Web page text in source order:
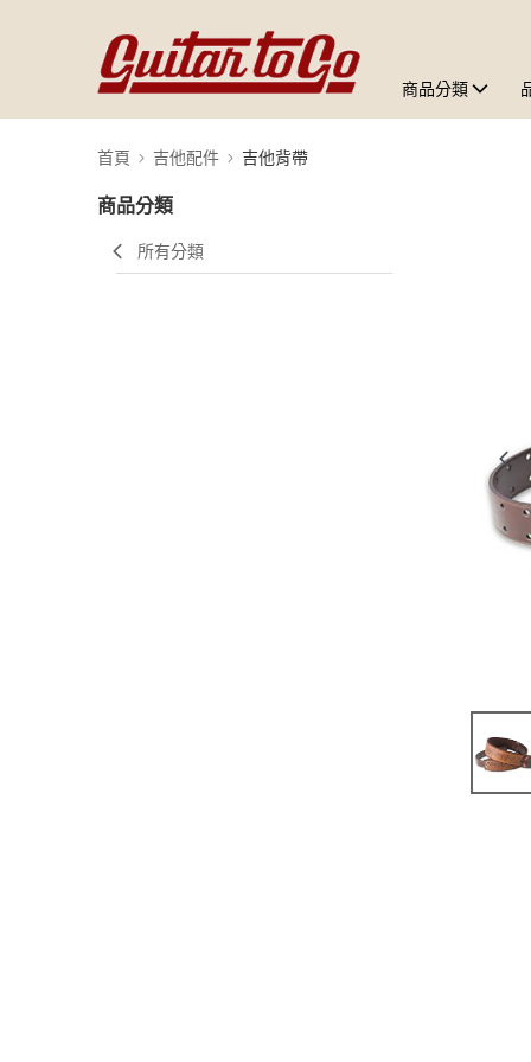
商品分類
首頁 吉他配件 吉他背帶
商品分類
所有分類